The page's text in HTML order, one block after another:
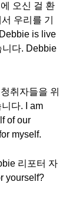
오신 걸 환
우리를 기
is live
니다. Debbie
취자들을 위
다. I am
of our
myself.
리포터 자
yourself?